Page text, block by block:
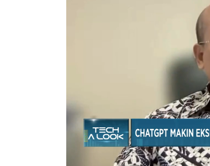
memudahkan aktivitas termasuk dalam
Jusuf mengatakan penggunaan
untuk mempermudah kegiatan
memantau & mengendalikan karya
Sementara Novelis Ahmad Fuadi
membantu proses penulisan. Hanya
dibandingkan dengan karya yang murni
Seperti apa peluang dan tantangan
simak dialog Andi Shalini dengan
Airlangga, Jusuf Irianto dan Novelis